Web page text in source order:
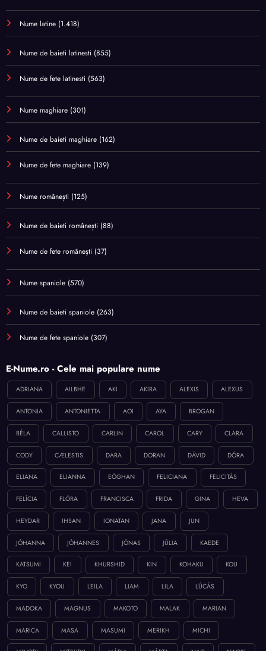
Nume latine (1.418)
Nume de baieti latinesti (855)
Nume de fete latinesti (563)
Nume maghiare (301)
Nume de baieti maghiare (162)
Nume de fete maghiare (139)
Nume românești (125)
Nume de baieti românești (88)
Nume de fete românești (37)
Nume spaniole (570)
Nume de baieti spaniole (263)
Nume de fete spaniole (307)
E-Nume.ro - Cele mai populare nume
ADRIANA AILBHE AKI AKIRA ALEXIS ALEXUS
ANTONIA ANTONIETTA AOI AYA BROGAN
BÉLA CALLISTO CARLIN CAROL CARY CLARA
CODY CÆLESTIS DARA DORAN DÁVID DÓRA
ELIANA ELIANNA EÓGHAN FELICIANA FELICITÁS
FELÍCIA FLÓRA FRANCISCA FRIDA GINA HEVA
HEYDAR IHSAN IONATAN JANA JUN
JÓHANNA JÓHANNES JÓNAS JÚLIA KAEDE
KATSUMI KEI KHURSHID KIN KOHAKU KOU
KYO KYOU LEILA LIAM LILA LÚCÁS
MADOKA MAGNUS MAKOTO MALAK MARIAN
MARICA MASA MASUMI MERIKH MICHI